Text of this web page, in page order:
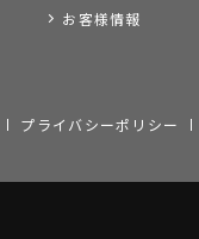
お客様情報
プライバシーポリシー